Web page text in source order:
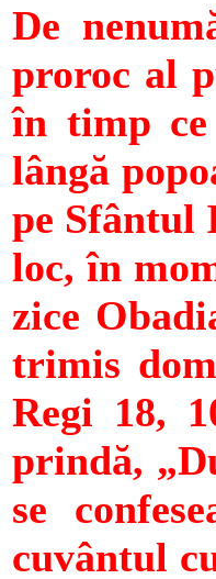
De
proroc al
în timp
lângă
pe Sfântul
loc, în
zice
trimis
Regi 18,
prindă,
se
cuvântul